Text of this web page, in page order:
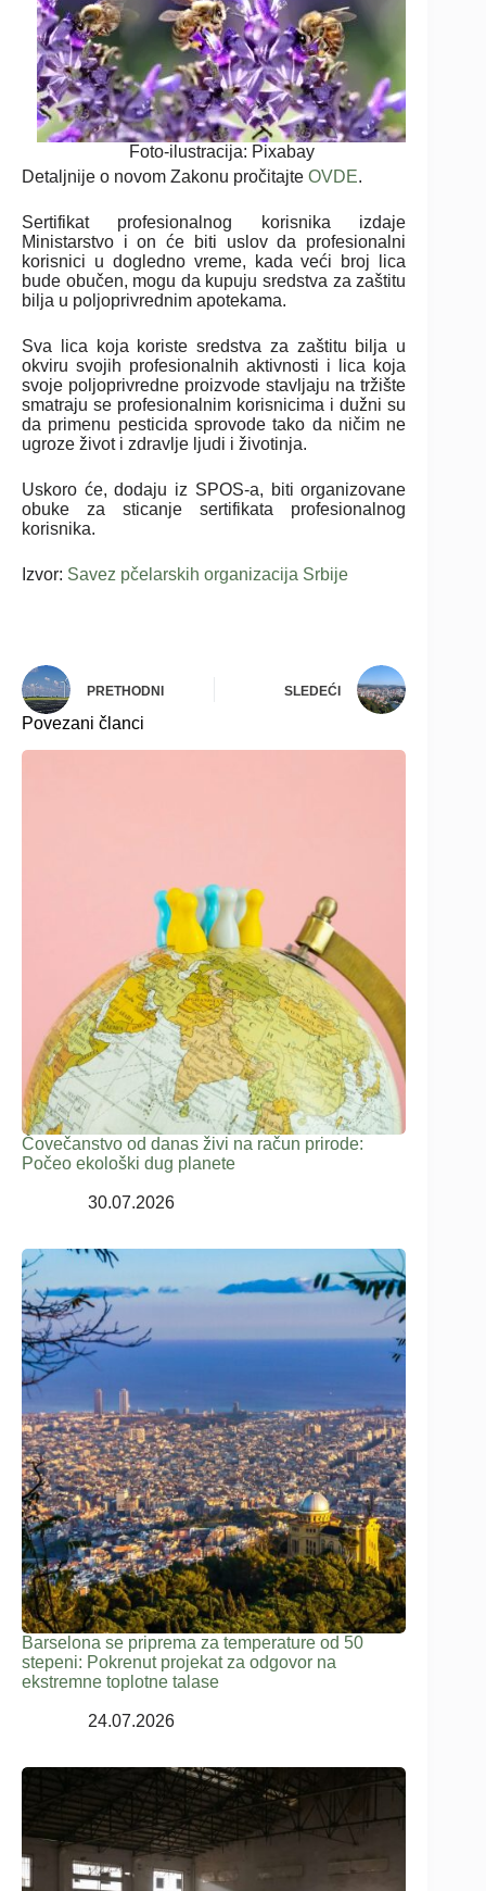
Foto-ilustracija: Pixabay
Detaljnije o novom Zakonu pročitajte OVDE.
Sertifikat profesionalnog korisnika izdaje
Ministarstvo i on će biti uslov da profesionalni
korisnici u dogledno vreme, kada veći broj lica
bude obučen, mogu da kupuju sredstva za zaštitu
bilja u poljoprivrednim apotekama.
Sva lica koja koriste sredstva za zaštitu bilja u
okviru svojih profesionalnih aktivnosti i lica koja
svoje poljoprivredne proizvode stavljaju na tržište
smatraju se profesionalnim korisnicima i dužni su
da primenu pesticida sprovode tako da ničim ne
ugroze život i zdravlje ljudi i životinja.
Uskoro će, dodaju iz SPOS-a, biti organizovane
obuke za sticanje sertifikata profesionalnog
korisnika.
Izvor: Savez pčelarskih organizacija Srbije
PRETHODNI SLEDEĆI
Povezani članci
Čovečanstvo od danas živi na račun prirode:
Počeo ekološki dug planete
30.07.2026
Barselona se priprema za temperature od 50
stepeni: Pokrenut projekat za odgovor na
ekstremne toplotne talase
24.07.2026